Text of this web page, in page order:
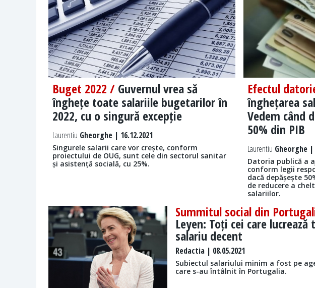
Buget 2022 / Guvernul vrea să
înghețe toate salariile bugetarilor în
2022, cu o singură excepție
Laurentiu Gheorghe | 16.12.2021
Singurele salarii care vor crește, conform
proiectului de OUG, sunt cele din sectorul sanitar
și asistență socială, cu 25%.
Efectul
înghețarea
Vedem când
50% din PIB
Laurentiu Gheorghe |
Datoria publică a
conform legii
dacă depășește
de reducere a
salariilor.
Summitul social din
Leyen: Toți cei care
salariu decent
Redactia | 08.05.2021
Subiectul salariului minim a fost pe
care s-au întâlnit în Portugalia.